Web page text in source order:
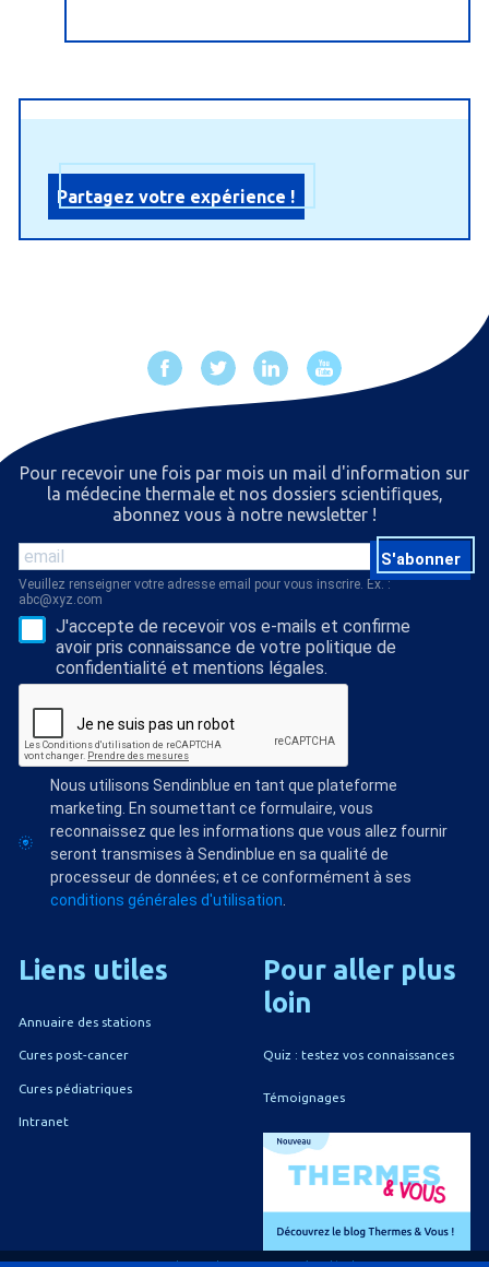
Partagez votre expérience !
Pour recevoir une fois par mois un mail d'information sur
la médecine thermale et nos dossiers scientiﬁques,
abonnez vous à notre newsletter !
S'abonner
Veuillez renseigner votre adresse email pour vous inscrire. Ex. :
abc@xyz.com
J'accepte de recevoir vos e-mails et confirme
avoir pris connaissance de votre politique de
confidentialité et mentions légales.
Nous utilisons Sendinblue en tant que plateforme
marketing. En soumettant ce formulaire, vous
reconnaissez que les informations que vous allez fournir
seront transmises à Sendinblue en sa qualité de
processeur de données; et ce conformément à ses
conditions générales d'utilisation
Liens utiles
Annuaire des stations
Cures post-cancer
Cures pédiatriques
Intranet
Pour aller plus
loin
Quiz : testez vos connaissances
Témoignages